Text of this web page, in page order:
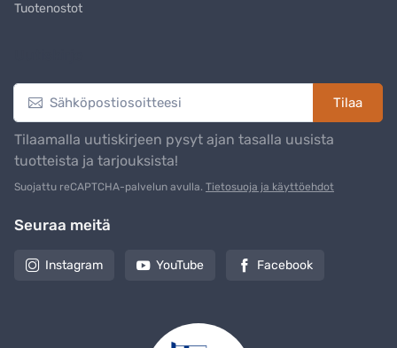
Tuotenostot
Tilaa
Tilaamalla uutiskirjeen pysyt ajan tasalla uusista
tuotteista ja tarjouksista!
Suojattu reCAPTCHA-palvelun avulla. Tietosuoja ja käyttöehdot
Seuraa meitä
Instagram YouTube Facebook